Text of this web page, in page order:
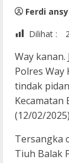
Ferdi
Dilihat :
Way
Polres
tindak
Kecamatan
(12/02/
Tersangka
Tiuh Balak